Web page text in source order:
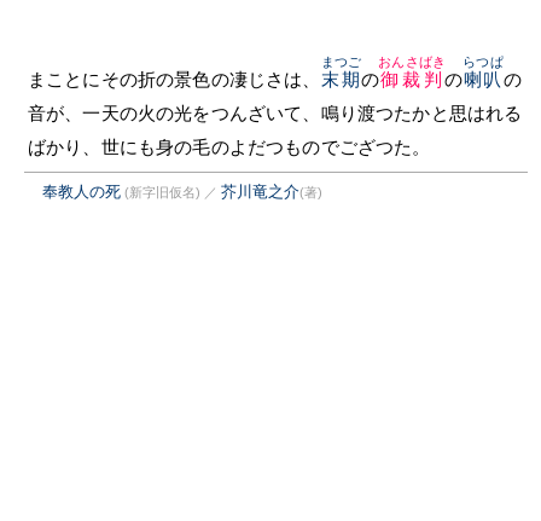
まことにその折の景色の凄じさは、 末期
まつご
の御裁判
おんさばき
の喇叭
らつぱ
の
音が、一天の火の光をつんざいて、鳴り渡つたかと思はれる
ばかり、世にも身の毛のよだつものでござつた。
奉教人の死 (新字旧仮名) ／ 芥川竜之介(著)